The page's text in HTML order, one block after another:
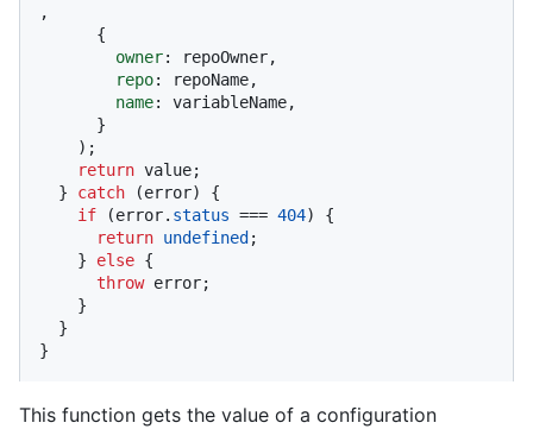
,
owner: repoOwner,
repo: repoName,
name: variableName,
return value;
  }
catch (error) {
if (error. status === 404) {
return undefined ;
    }
else {
throw error;
}
This function gets the value of a configuration